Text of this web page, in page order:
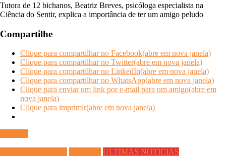
Tutora de 12 bichanos, Beatriz Breves, psicóloga especialista na
Ciência do Sentir, explica a importância de ter um amigo peludo
Compartilhe
Clique para compartilhar no Facebook(abre em nova janela)
Clique para compartilhar no Twitter(abre em nova janela)
Clique para compartilhar no LinkedIn(abre em nova janela)
Clique para compartilhar no WhatsApp(abre em nova janela)
Clique para enviar um link por e-mail para um amigo(abre em
nova janela)
Clique para imprimir(abre em nova janela)
ÚLTIMAS NOTÍCIAS